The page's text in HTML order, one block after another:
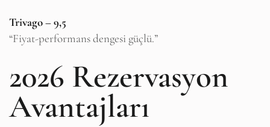
Trivago – 9,5
“Fiyat-performans dengesi güçlü.”
2026 Rezervasyon
Avantajları